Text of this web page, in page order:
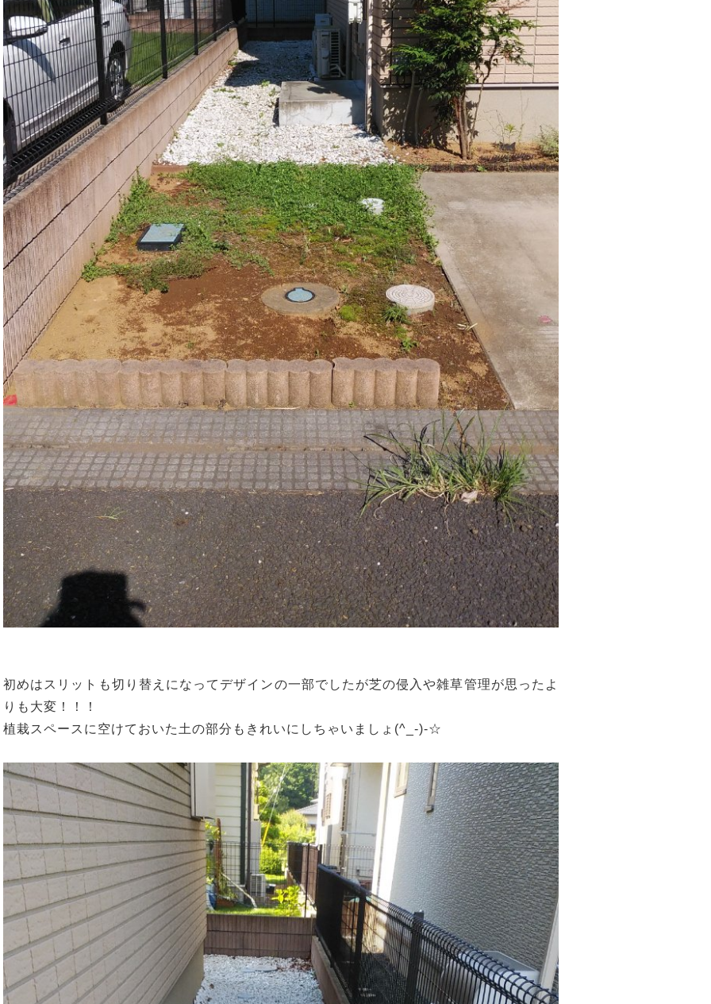
初めはスリットも切り替えになってデザインの一部でしたが芝の侵入や雑草管理が思ったよ
りも大変！！！
植栽スペースに空けておいた土の部分もきれいにしちゃいましょ(^_-)-☆